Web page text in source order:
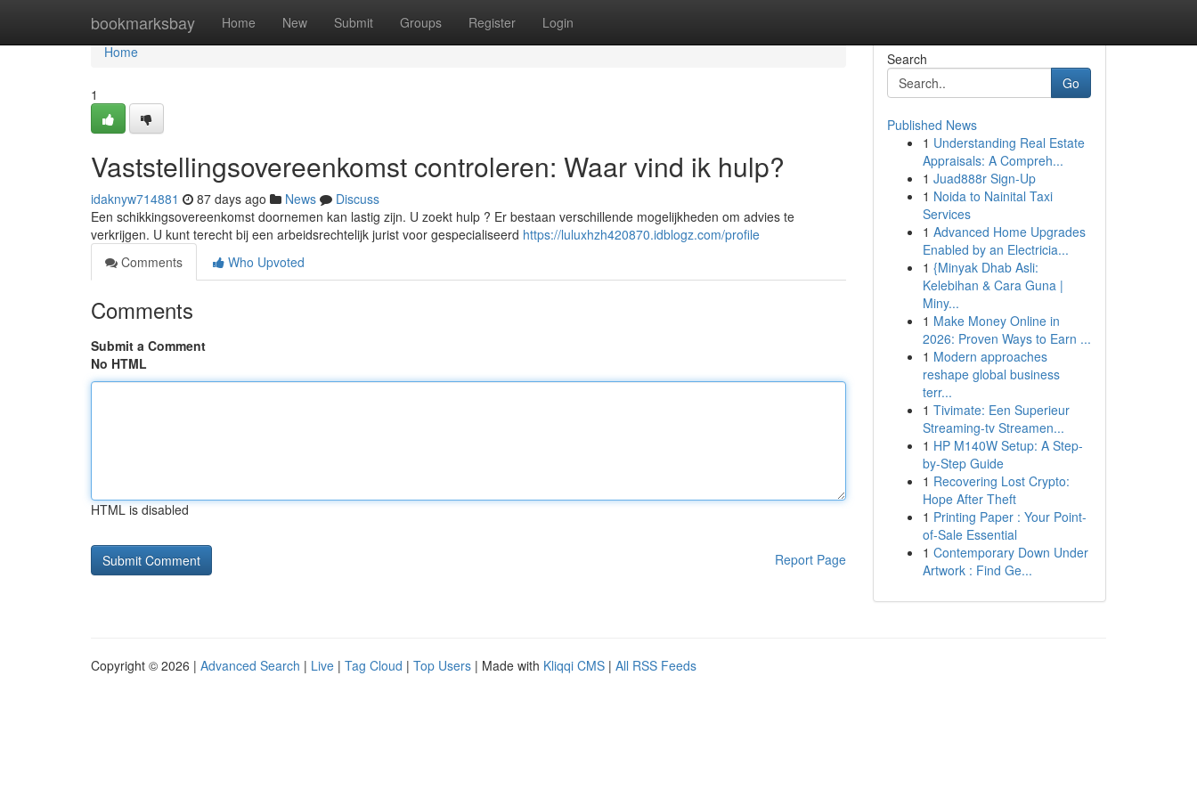
bookmarksbay Home New Submit Groups Register Login
Home
Home
1
Vaststellingsovereenkomst controleren: Waar vind ik hulp?
idaknyw714881 87 days ago News
Discuss
Een schikkingsovereenkomst doornemen kan lastig zijn. U zoekt hulp ? Er bestaan verschillende mogelijkheden om advies te
verkrijgen. U kunt terecht bij een arbeidsrechtelijk jurist voor gespecialiseerd https://luluxhzh420870.idblogz.com/profile
Comments
Who Upvoted
Comments
Submit a Comment
No HTML
HTML is disabled
Report Page
Search
Go
Published News
1 Understanding Real Estate
Appraisals: A Compreh...
1 Juad888r Sign-Up
1 Noida to Nainital Taxi
Services
1 Advanced Home Upgrades
Enabled by an Electricia...
1 {Minyak Dhab Asli:
Kelebihan & Cara Guna |
Miny...
1 Make Money Online in
2026: Proven Ways to Earn ...
1 Modern approaches
reshape global business
terr...
1 Tivimate: Een Superieur
Streaming-tv Streamen...
1 HP M140W Setup: A Step-
by-Step Guide
1 Recovering Lost Crypto:
Hope After Theft
1 Printing Paper : Your Point-
of-Sale Essential
1 Contemporary Down Under
Artwork : Find Ge...
Copyright © 2026 | Advanced Search | Live | Tag Cloud | Top Users | Made with Kliqqi CMS | All RSS Feeds